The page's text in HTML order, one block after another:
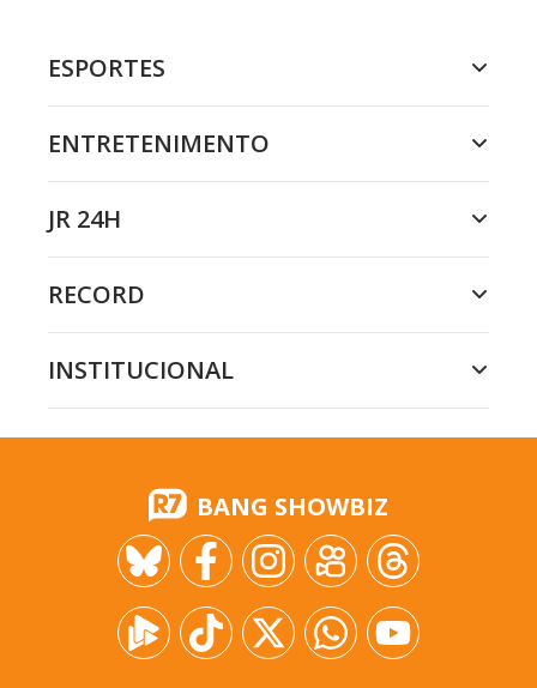
ESPORTES
ENTRETENIMENTO
JR 24H
RECORD
INSTITUCIONAL
BANG SHOWBIZ